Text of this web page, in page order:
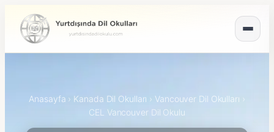
Anasayfa › Kanada Dil Okulları › Vancouver Dil Okulları ›
CEL Vancouver Dil Okulu